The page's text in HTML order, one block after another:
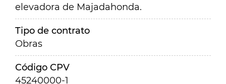
elevadora de Majadahonda.
Tipo de contrato
Obras
Código CPV
45240000-1